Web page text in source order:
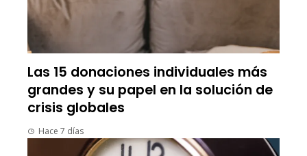
Las 15 donaciones individuales más
grandes y su papel en la solución de
crisis globales
Hace 7 días